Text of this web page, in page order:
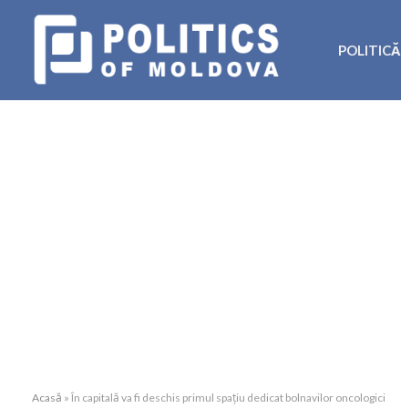
POLITICĂ
Acasă » În capitală va fi deschis primul spațiu dedicat bolnavilor oncologici